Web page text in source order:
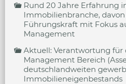
Rund 20 Jahre Erfahrung
Immobilienbranche,
Führungskraft mit Fokus
Management
Aktuell: Verantwortung für
Management Bereich
deutschlandweiten
Immobilieneigenbestands